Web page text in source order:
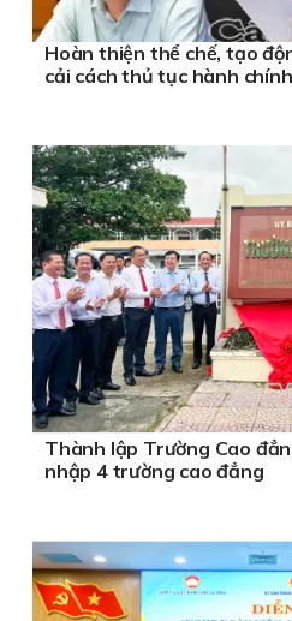
Hoàn thiện thể chế, tạo
cải cách thủ tục hành chính
Thành lập Trường Cao
nhập 4 trường cao đẳng